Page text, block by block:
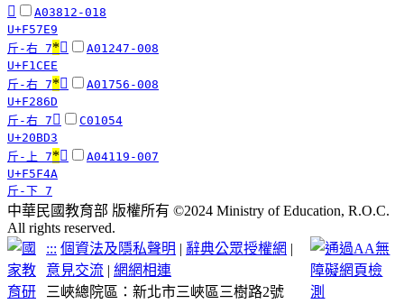
󵟩
A03812-018
U+F57E9
斤-右 7*󱳮
A01247-008
U+F1CEE
斤-右 7*󲡭
A01756-008
U+F286D
斤-右 7 𠯓
C01054
U+20BD3
斤-上 7*󵽊
A04119-007
U+F5F4A
斤-下 7
中華民國教育部 版權所有 ©2024 Ministry of Education, R.O.C.
All rights reserved.
::: 個資法及隱私聲明 | 辭典公眾授權網 |
意見交流 |網網相連
三峽總院區：新北市三峽區三樹路2號